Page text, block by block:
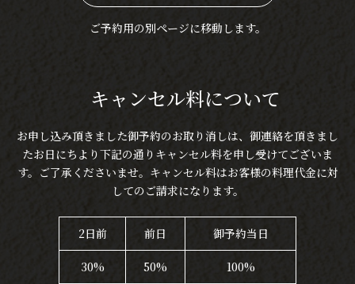
ご予約用の別ページに移動します。
キャンセル料について
お申し込み頂きました御予約のお取り消しは、御連絡を頂きまし
たお日にちより下記の通りキャンセル料を申し受けてございま
す。ご了承くださいませ。キャンセル料はお客様の料理代金に対
してのご請求になります。
2日前 前日 御予約当日
30% 50%
100%